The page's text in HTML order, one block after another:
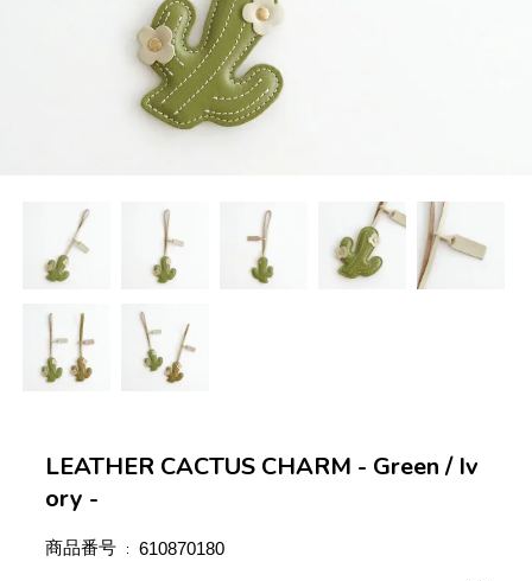
LEATHER CACTUS CHARM - Green / Iv
ory -
商品番号 610870180